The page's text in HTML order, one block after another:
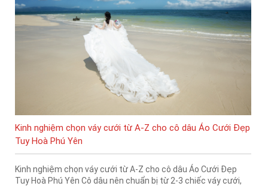
Kinh nghiệm chọn váy cưới từ A-Z cho cô dâu Áo Cưới Đẹp
Tuy Hoà Phú Yên
Kinh nghiệm chọn váy cưới từ A-Z cho cô dâu Áo Cưới Đẹp
Tuy Hoà Phú Yên Cô dâu nên chuẩn bị từ 2-3 chiếc váy cưới,